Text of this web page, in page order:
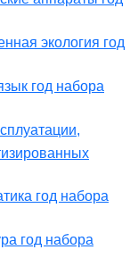
экология год
год набора
год набора
год набора